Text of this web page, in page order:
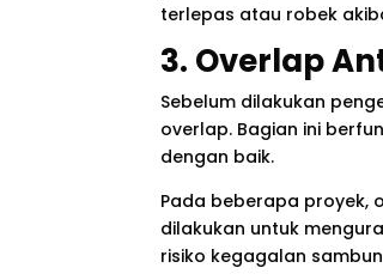
terlepas atau robek
3. Overlap
Sebelum dilakukan
overlap. Bagian ini
dengan baik.
Pada beberapa proyek,
dilakukan untuk
risiko kegagalan